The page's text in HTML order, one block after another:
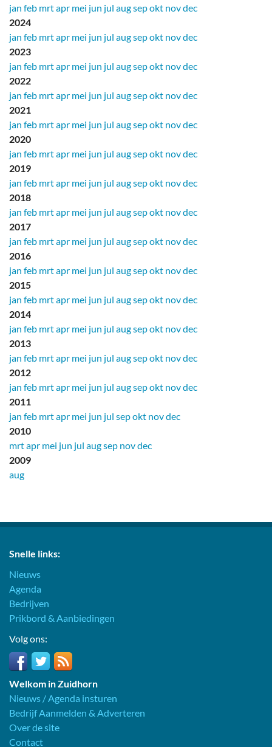
jan feb mrtapr mei jun jul augsepokt novdec
2024
jan feb mrtapr mei jun jul augsepokt novdec
2023
jan feb mrtapr mei jun jul augsepokt novdec
2022
jan feb mrtapr mei jun jul augsepokt novdec
2021
jan feb mrtapr mei jun jul augsepokt novdec
2020
jan feb mrtapr mei jun jul augsepokt novdec
2019
jan feb mrtapr mei jun jul augsepokt novdec
2018
jan feb mrtapr mei jun jul augsepokt novdec
2017
jan feb mrtapr mei jun jul augsepokt novdec
2016
jan feb mrtapr mei jun jul augsepokt novdec
2015
jan feb mrtapr mei jun jul augsepokt novdec
2014
jan feb mrtapr mei jun jul augsepokt novdec
2013
jan feb mrtapr mei jun jul augsepokt novdec
2012
jan feb mrtapr mei jun jul augsepokt novdec
2011
jan feb mrtapr mei jun jul sepokt novdec
2010
mrtapr mei jun jul augsep novdec
2009
aug
Snelle links:
Nieuws
Agenda
Bedrijven
Prikbord & Aanbiedingen
Volg ons:
Welkom in Zuidhorn
Nieuws / Agenda insturen
Bedrijf Aanmelden & Adverteren
Over de site
Contact